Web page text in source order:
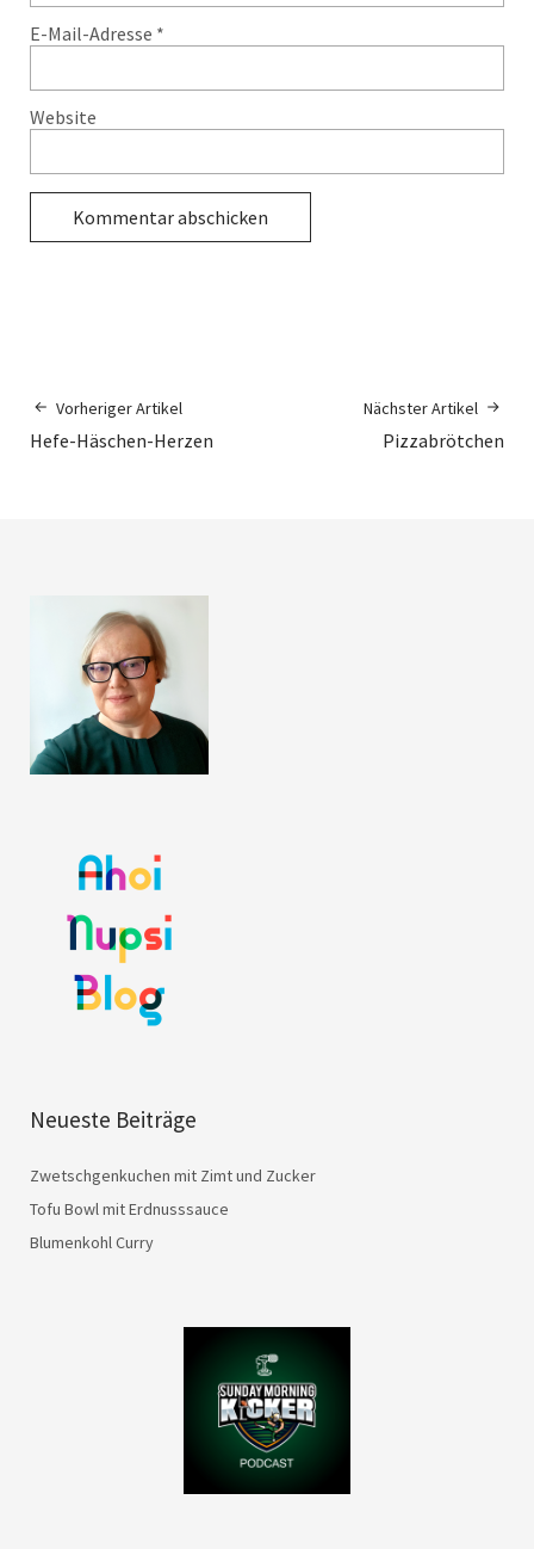
E-Mail-Adresse *
Website
Vorheriger Artikel
Hefe-Häschen-Herzen
Nächster Artikel
Pizzabrötchen
Neueste Beiträge
Zwetschgenkuchen mit Zimt und Zucker
Tofu Bowl mit Erdnusssauce
Blumenkohl Curry